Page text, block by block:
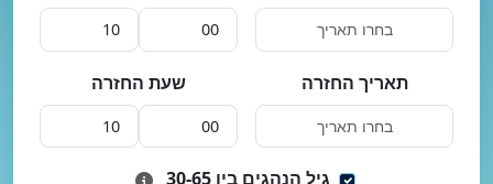
תאריך החזרה שעת החזרה
גיל הנהגים בין 30-65